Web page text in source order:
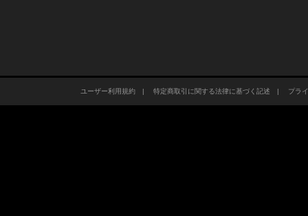
ユーザー利用規約| 特定商取引に関する法律に基づく記述 | プラ